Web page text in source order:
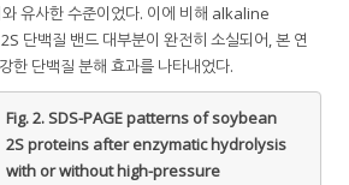
유사한 수준이었다. 이에 비해 alkaline
단백질 밴드 대부분이 완전히 소실되어, 본 연
한 단백질 분해 효과를 나타내었다.
Fig. 2.SDS-PAGE patterns of soybean
2S proteins after enzymatic hydrolysis
with or without high-pressure